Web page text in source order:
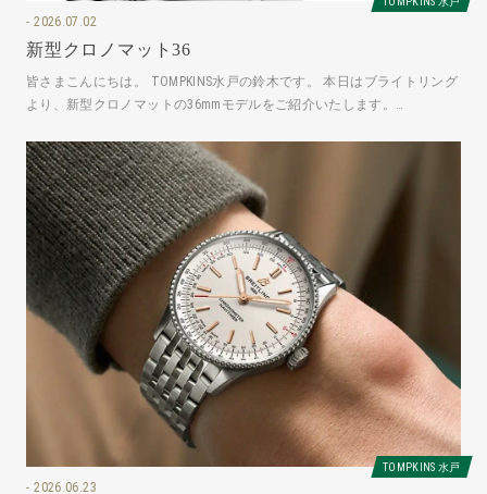
2026.07.02
新型クロノマット36
皆さまこんにちは。 TOMPKINS水戸の鈴木です。 本日はブライトリング
より、新型クロノマットの36mmモデルをご紹介いたします。
TOMPKINS 水戸
2026.06.23